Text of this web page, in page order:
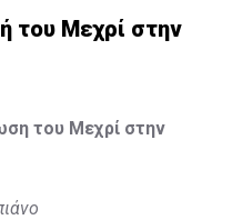
του Μεχρί στην
του Μεχρί στην